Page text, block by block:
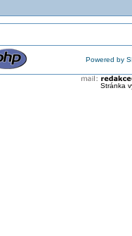
Powered by
Stránka